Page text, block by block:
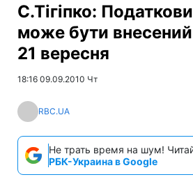
С.Тігіпко:
може бути
21 вересня
18:16 09.09.2010 Чт
RBC.UA
Не трать время на шум!
РБК-Украина в Google